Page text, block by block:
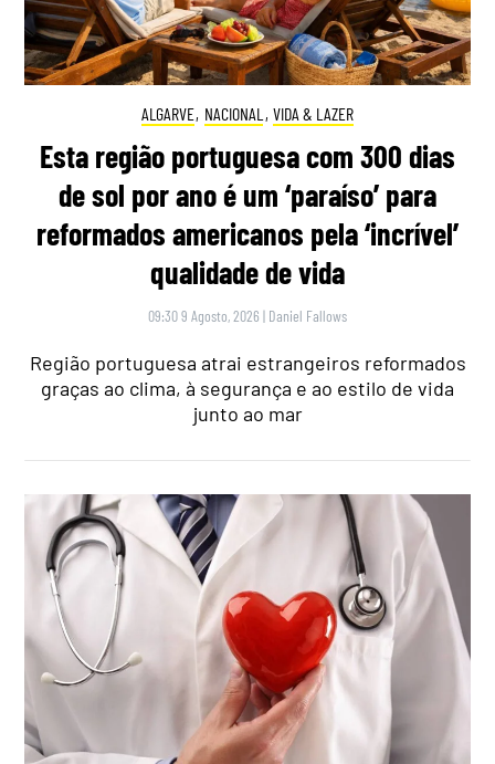
ALGARVE, NACIONAL , VIDA & LAZER
Esta região portuguesa com 300 dias
de sol por ano é um ‘paraíso’ para
reformados americanos pela ‘incrível’
qualidade de vida
09:30 9 Agosto, 2026 | Daniel Fallows
Região portuguesa atrai estrangeiros reformados
graças ao clima, à segurança e ao estilo de vida
junto ao mar